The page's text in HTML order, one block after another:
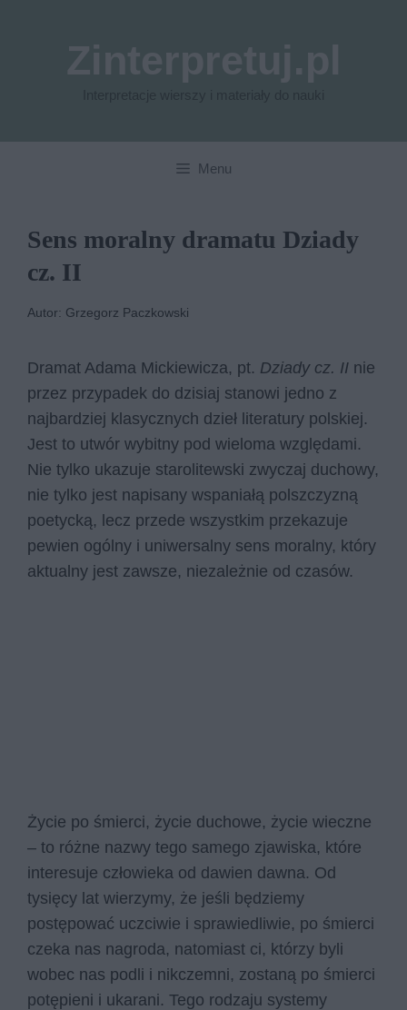
Menu
Sens moralny dramatu Dziady
cz. II
Autor: Grzegorz Paczkowski
Dramat Adama Mickiewicza, pt. Dziady cz. II nie
przez przypadek do dzisiaj stanowi jedno z
najbardziej klasycznych dzieł literatury polskiej.
Jest to utwór wybitny pod wieloma względami.
Nie tylko ukazuje starolitewski zwyczaj duchowy,
nie tylko jest napisany wspaniałą polszczyzną
poetycką, lecz przede wszystkim przekazuje
pewien ogólny i uniwersalny sens moralny, który
aktualny jest zawsze, niezależnie od czasów.
Życie po śmierci, życie duchowe, życie wieczne
– to różne nazwy tego samego zjawiska, które
interesuje człowieka od dawien dawna. Od
tysięcy lat wierzymy, że jeśli będziemy
postępować uczciwie i sprawiedliwie, po śmierci
czeka nas nagroda, natomiast ci, którzy byli
wobec nas podli i nikczemni, zostaną po śmierci
potępieni i ukarani. Tego rodzaju systemy